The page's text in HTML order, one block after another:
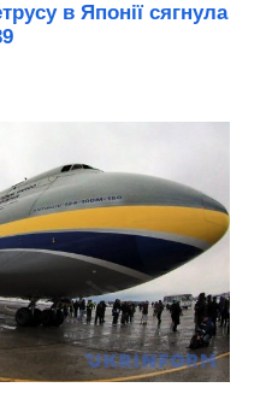
в Японії сягнула